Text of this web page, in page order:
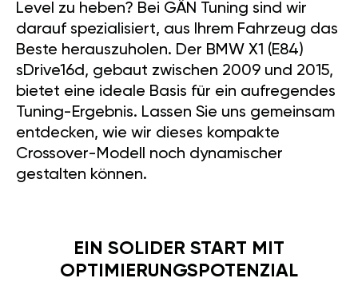
Level zu heben? Bei GÄN Tuning sind wir
darauf spezialisiert, aus Ihrem Fahrzeug das
Beste herauszuholen. Der BMW X1 (E84)
sDrive16d, gebaut zwischen 2009 und 2015,
bietet eine ideale Basis für ein aufregendes
Tuning-Ergebnis. Lassen Sie uns gemeinsam
entdecken, wie wir dieses kompakte
Crossover-Modell noch dynamischer
gestalten können.
EIN SOLIDER START MIT
OPTIMIERUNGSPOTENZIAL